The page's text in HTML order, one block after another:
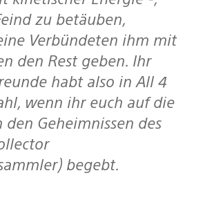
zu betäuben,
Verbündeten ihm mit
den Rest geben. Ihr
habt also in All 4
wenn ihr euch auf die
den Geheimnissen des
begebt.